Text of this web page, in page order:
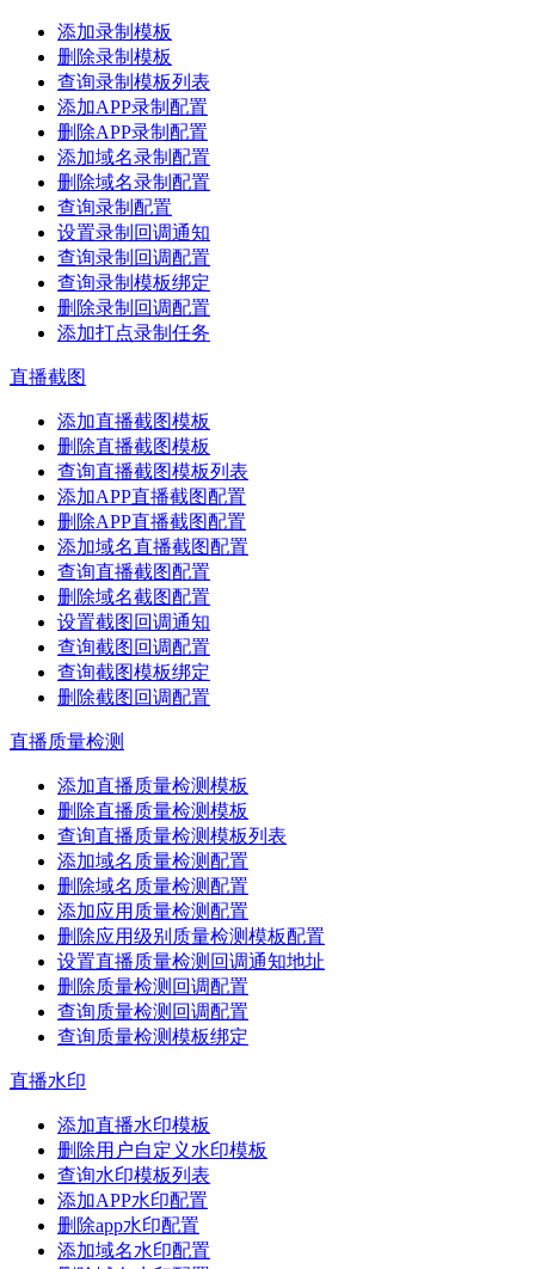
添加录制模板
删除录制模板
查询录制模板列表
添加APP录制配置
删除APP录制配置
添加域名录制配置
删除域名录制配置
查询录制配置
设置录制回调通知
查询录制回调配置
查询录制模板绑定
删除录制回调配置
添加打点录制任务
直播截图
添加直播截图模板
删除直播截图模板
查询直播截图模板列表
添加APP直播截图配置
删除APP直播截图配置
添加域名直播截图配置
查询直播截图配置
删除域名截图配置
设置截图回调通知
查询截图回调配置
查询截图模板绑定
删除截图回调配置
直播质量检测
添加直播质量检测模板
删除直播质量检测模板
查询直播质量检测模板列表
添加域名质量检测配置
删除域名质量检测配置
添加应用质量检测配置
删除应用级别质量检测模板配置
设置直播质量检测回调通知地址
删除质量检测回调配置
查询质量检测回调配置
查询质量检测模板绑定
直播水印
添加直播水印模板
删除用户自定义水印模板
查询水印模板列表
添加APP水印配置
删除app水印配置
添加域名水印配置